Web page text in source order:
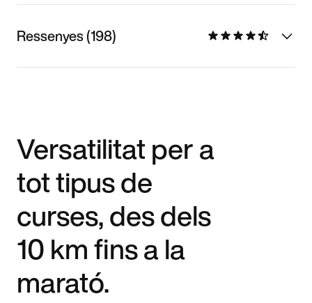
Ressenyes (198)
Versatilitat per a
tot tipus de
curses, des dels
10 km fins a la
marató.